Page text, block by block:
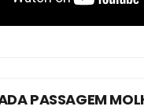
PASSAGEM